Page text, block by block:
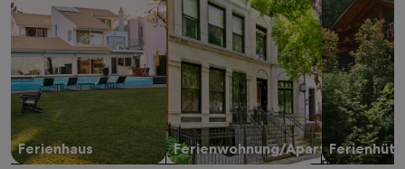
Ferienhaus Ferienwohnung/Apartment